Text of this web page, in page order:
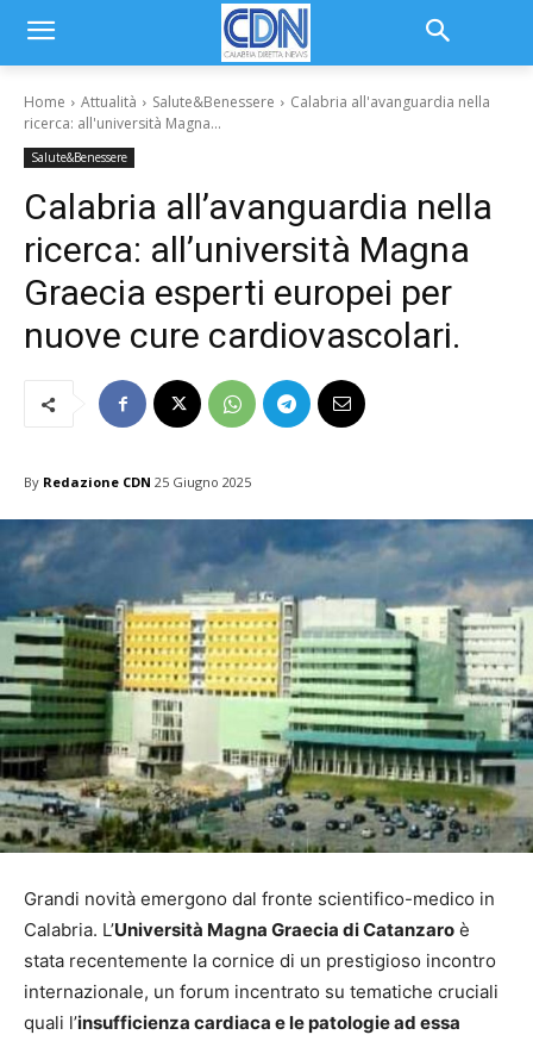
Home Attualità Salute&Benessere
Calabria all'avanguardia nella
ricerca: all'università Magna...
Salute&Benessere
Calabria all’avanguardia nella
ricerca: all’università Magna
Graecia esperti europei per
nuove cure cardiovascolari.
By Redazione CDN 25 Giugno 2025
Grandi novità emergono dal fronte scientifico-medico in
Calabria. L’Università Magna Graecia di Catanzaro è
stata recentemente la cornice di un prestigioso incontro
internazionale, un forum incentrato su tematiche cruciali
quali l’insufficienza cardiaca e le patologie ad essa